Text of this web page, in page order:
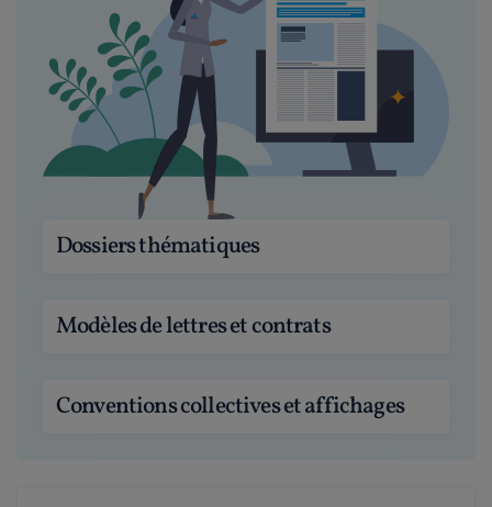
Dossiers thématiques
Modèles de lettres et contrats
Conventions collectives et affichages